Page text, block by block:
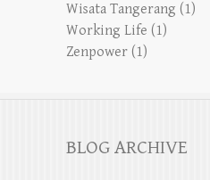
Wisata Tangerang (1)
Working Life (1)
Zenpower (1)
BLOG ARCHIVE